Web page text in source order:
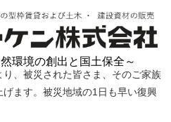
環境の創出と国土保全～
、被災された皆さま、そのご家族
ます。被災地域の1日も早い復興